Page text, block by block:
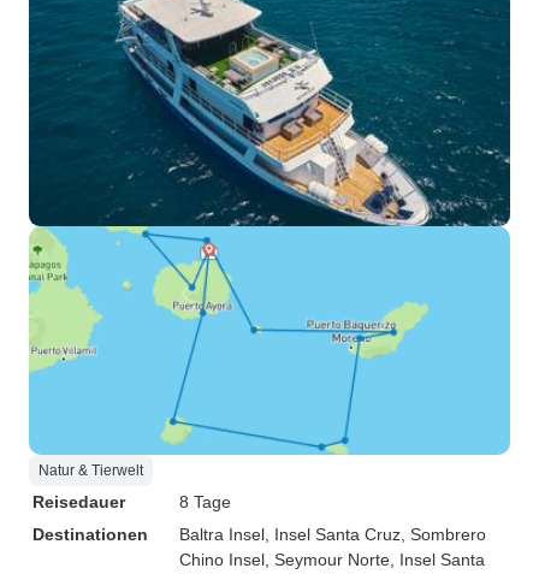
Natur & Tierwelt
Reisedauer
8 Tage
Destinationen
Baltra Insel , Insel Santa Cruz , Sombrero
Chino Insel , Seymour Norte , Insel Santa